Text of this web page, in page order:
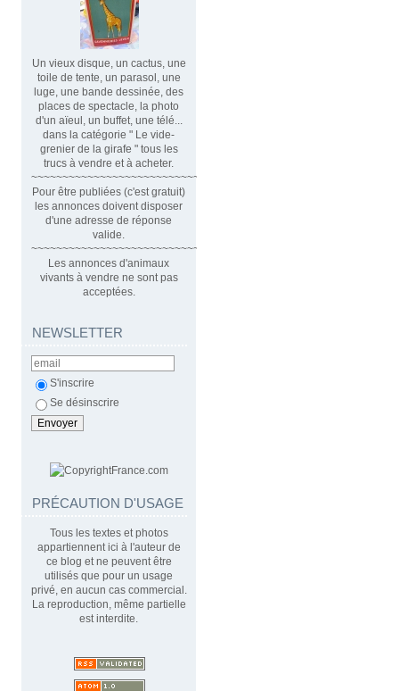
Un vieux disque, un cactus, une
toile de tente, un parasol, une
luge, une bande dessinée, des
places de spectacle, la photo
d'un aïeul, un buffet, une télé...
dans la catégorie " Le vide-
grenier de la girafe " tous les
trucs à vendre et à acheter.
~~~~~~~~~~~~~~~~~~~~~~~~~~~~~~
Pour être publiées (c'est gratuit)
les annonces doivent disposer
d'une adresse de réponse
valide.
~~~~~~~~~~~~~~~~~~~~~~~~~~~~~~~~
Les annonces d'animaux
vivants à vendre ne sont pas
acceptées.
NEWSLETTER
S'inscrire
Se désinscrire
PRÉCAUTION D'USAGE
Tous les textes et photos
appartiennent ici à l'auteur de
ce blog et ne peuvent être
utilisés que pour un usage
privé, en aucun cas commercial.
La reproduction, même partielle
est interdite.